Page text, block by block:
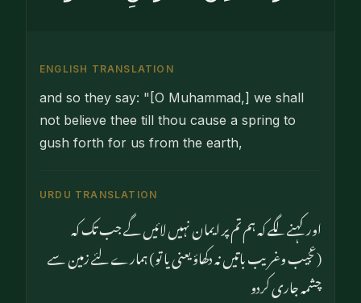
ENGLISH TRANSLATION
and so they say: "[O Muhammad,] we shall
not believe thee till thou cause a spring to
gush forth for us from the earth,
URDU TRANSLATION
اور کہنے لگے کہ ہم تم پر ایمان نہیں لائیں گے جب تک کہ
(عجیب وغریب باتیں نہ دکھاؤ یعنی یا تو) ہمارے لئے زمین سے
چشمہ جاری کردو